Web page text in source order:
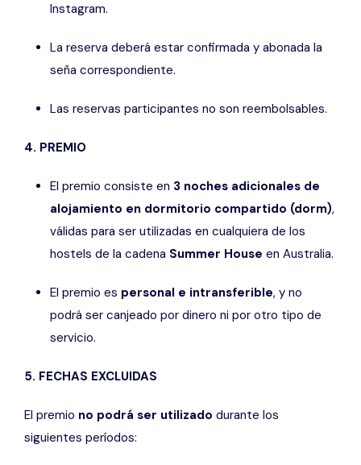
Instagram.
La reserva deberá estar confirmada y abonada la
seña correspondiente.
Las reservas participantes no son reembolsables.
4. PREMIO
El premio consiste en 3 noches adicionales de
alojamiento en dormitorio compartido (dorm),
válidas para ser utilizadas en cualquiera de los
hostels de la cadena Summer House en Australia.
El premio es personal e intransferible, y no
podrá ser canjeado por dinero ni por otro tipo de
servicio.
5. FECHAS EXCLUIDAS
El premio no podrá ser utilizado durante los
siguientes períodos: